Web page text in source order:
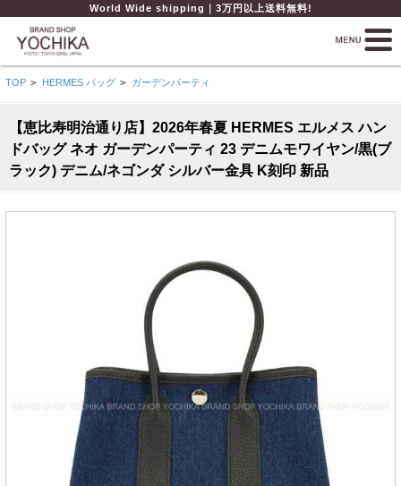
World Wide shipping｜3万円以上送料無料!
TOP > HERMES バッグ > ガーデンパーティ
【恵比寿明治通り店】2026年春夏 HERMES エルメス ハン
ドバッグ ネオ ガーデンパーティ 23 デニムモワイヤン/黒(ブ
ラック) デニム/ネゴンダ シルバー金具 K刻印 新品